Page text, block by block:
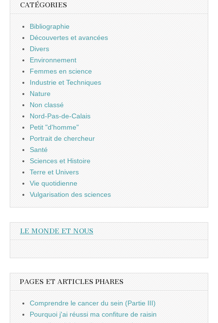
CATÉGORIES
Bibliographie
Découvertes et avancées
Divers
Environnement
Femmes en science
Industrie et Techniques
Nature
Non classé
Nord-Pas-de-Calais
Petit "d'homme"
Portrait de chercheur
Santé
Sciences et Histoire
Terre et Univers
Vie quotidienne
Vulgarisation des sciences
LE MONDE ET NOUS
PAGES ET ARTICLES PHARES
Comprendre le cancer du sein (Partie III)
Pourquoi j'ai réussi ma confiture de raisin